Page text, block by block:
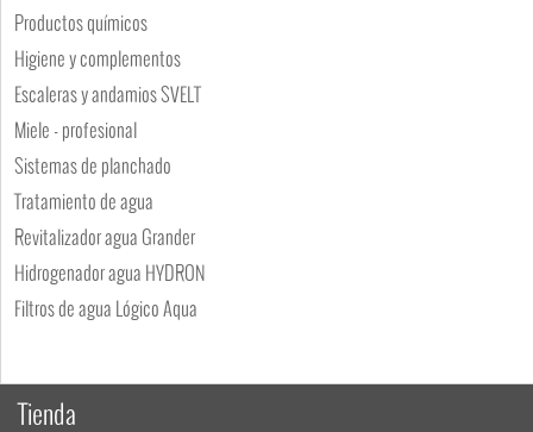
Productos químicos
Higiene y complementos
Escaleras y andamios SVELT
Miele - profesional
Sistemas de planchado
Tratamiento de agua
Revitalizador agua Grander
Hidrogenador agua HYDRON
Filtros de agua Lógico Aqua
Tienda